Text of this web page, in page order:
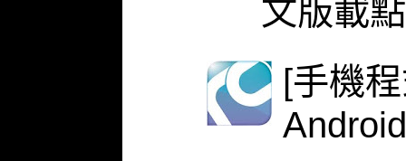
文版載點
[手機
Android